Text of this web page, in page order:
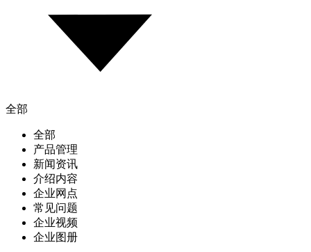
全部
全部
产品管理
新闻资讯
介绍内容
企业网点
常见问题
企业视频
企业图册